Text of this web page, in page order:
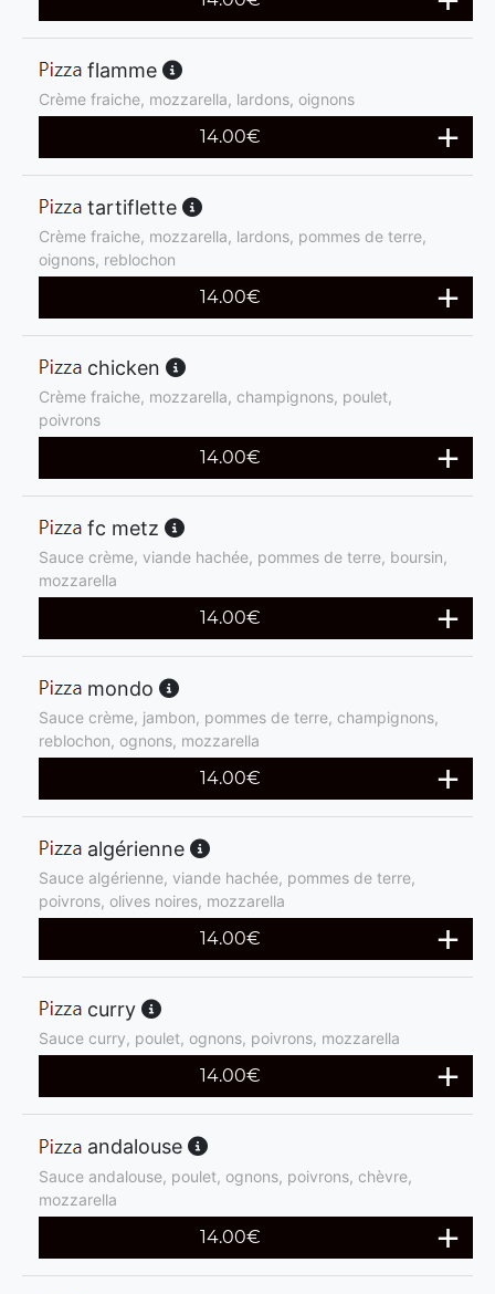
flamme
Crème fraiche, mozzarella, lardons, oignons
14.00€
tartiflette
Crème fraiche, mozzarella, lardons, pommes de terre,
oignons, reblochon
14.00€
chicken
Crème fraiche, mozzarella, champignons, poulet,
poivrons
14.00€
fc metz
Sauce crème, viande hachée, pommes de terre, boursin,
mozzarella
14.00€
mondo
Sauce crème, jambon, pommes de terre, champignons,
reblochon, ognons, mozzarella
14.00€
algérienne
Sauce algérienne, viande hachée, pommes de terre,
poivrons, olives noires, mozzarella
14.00€
curry
Sauce curry, poulet, ognons, poivrons, mozzarella
14.00€
andalouse
Sauce andalouse, poulet, ognons, poivrons, chèvre,
mozzarella
14.00€